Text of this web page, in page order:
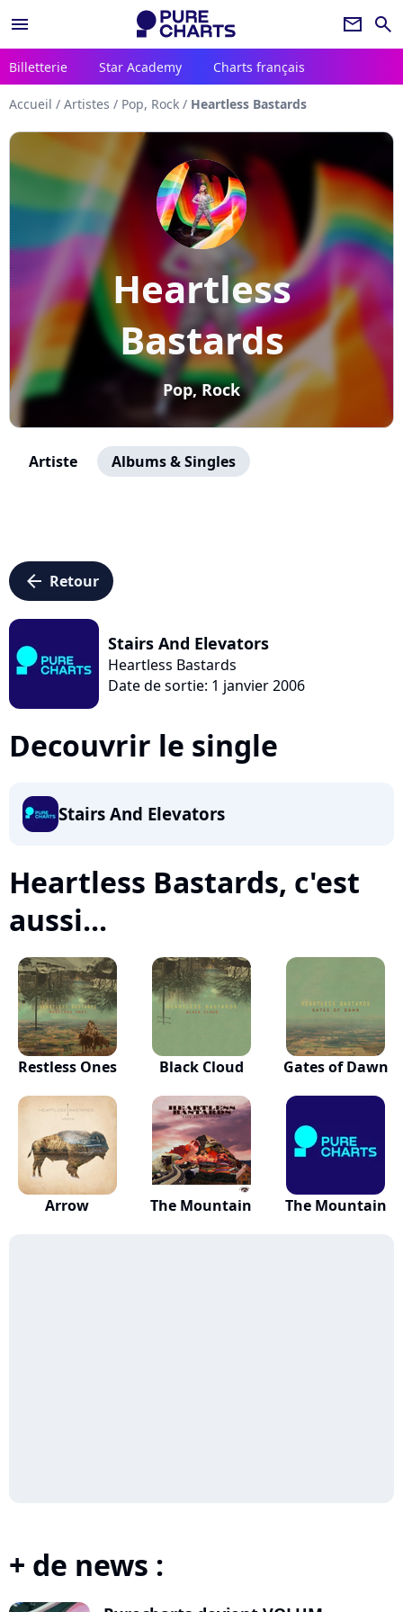
menu newsletter search
Billetterie Star Academy Charts français
Accueil / Artistes / Pop, Rock / Heartless Bastards
Heartless
Bastards
Pop, Rock
Artiste Albums & Singles
arrow_left Retour
Stairs And Elevators
Heartless Bastards
Date de sortie: 1 janvier 2006
Decouvrir le single
Stairs And Elevators
Heartless Bastards, c'est
aussi...
Restless Ones Black Cloud Gates of Dawn
Arrow The Mountain The Mountain
+ de news :